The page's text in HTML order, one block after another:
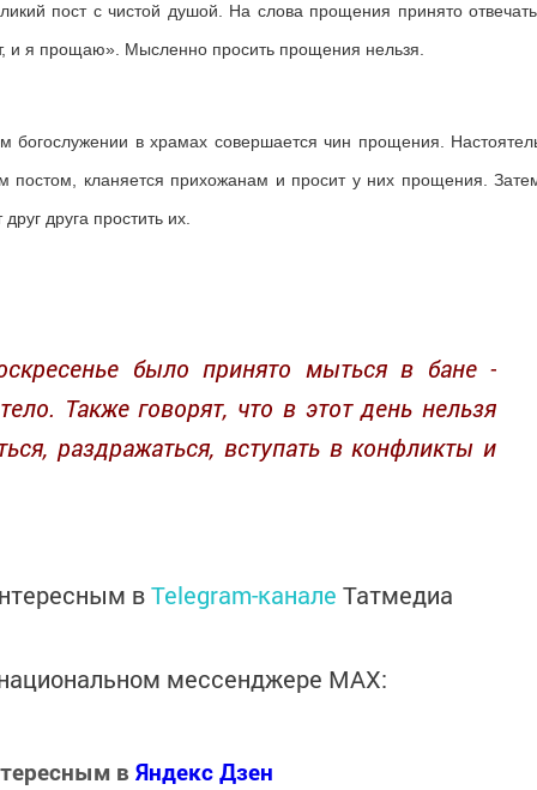
пост с чистой душой. На слова прощения принято
и я прощаю». Мысленно просить прощения нельзя.
богослужении в храмах совершается чин прощения.
постом, кланяется прихожанам и просит у них прощения.
друга простить их.
было принято мыться в бане -
Также говорят, что в этот день нельзя
раздражаться, вступать в конфликты и
вTelegram-канале Татмедиа
мессенджере MАХ:
в Яндекс Дзен